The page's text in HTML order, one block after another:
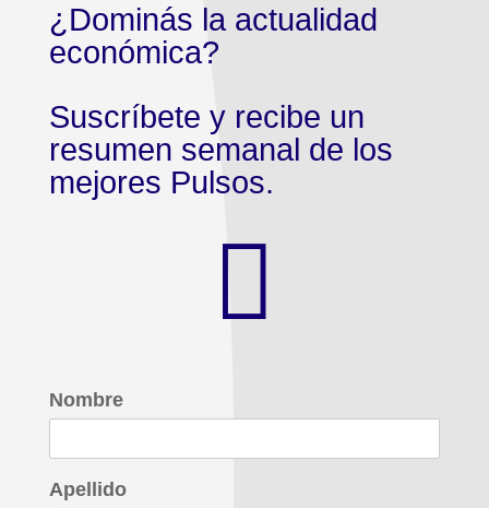
¿Dominás la actualidad
económica?
Suscríbete y recibe un
resumen semanal de los
mejores Pulsos.

Nombre
Apellido